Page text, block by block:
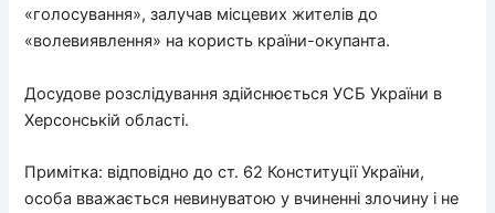
«голосування», залучав місцевих жителів до
«волевиявлення» на користь країни-окупанта.
Досудове розслідування здійснюється УСБ України в
Херсонській області.
Примітка: відповідно до ст. 62 Конституції України,
особа вважається невинуватою у вчиненні злочину і не